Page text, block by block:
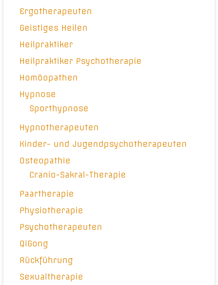
Ergotherapeuten
Geistiges Heilen
Heilpraktiker
Heilpraktiker Psychotherapie
Homöopathen
Hypnose
Sporthypnose
Hypnotherapeuten
Kinder- und Jugendpsychotherapeuten
Osteopathie
Cranio-Sakral-Therapie
Paartherapie
Physiotherapie
Psychotherapeuten
QiGong
Rückführung
Sexualtherapie